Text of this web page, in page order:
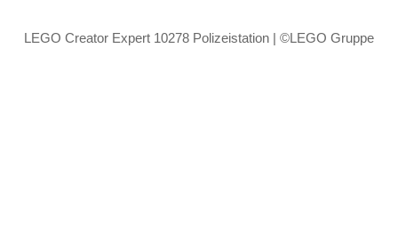
LEGO Creator Expert 10278 Polizeistation | ©LEGO Gruppe